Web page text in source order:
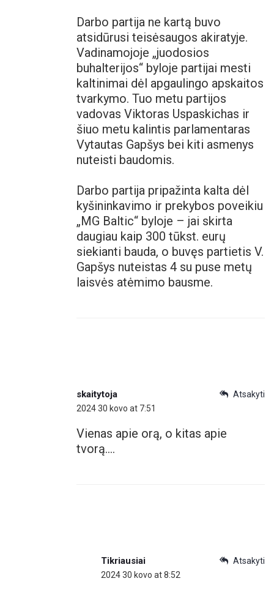
Darbo partija ne kartą buvo
atsidūrusi teisėsaugos akiratyje.
Vadinamojoje „juodosios
buhalterijos“ byloje partijai mesti
kaltinimai dėl apgaulingo apskaitos
tvarkymo. Tuo metu partijos
vadovas Viktoras Uspaskichas ir
šiuo metu kalintis parlamentaras
Vytautas Gapšys bei kiti asmenys
nuteisti baudomis.
Darbo partija pripažinta kalta dėl
kyšininkavimo ir prekybos poveikiu
„MG Baltic“ byloje – jai skirta
daugiau kaip 300 tūkst. eurų
siekianti bauda, o buvęs partietis V.
Gapšys nuteistas 4 su puse metų
laisvės atėmimo bausme.
Atsakyti
skaitytoja
2024 30 kovo at 7:51
Vienas apie orą, o kitas apie
tvorą….
Atsakyti
Tikriausiai
2024 30 kovo at 8:52